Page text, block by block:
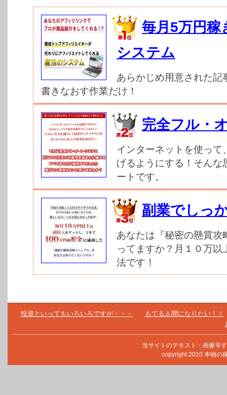
毎月5万円稼
システム
あらかじめ用意された記
書きなおす作業だけ！
完全フル・
インターネットを使って
げるようにする！そんな
ートです。
副業でしっ
あなたは『秘密の懸賞攻
ってますか？月１０万以
法です！
投資といってもいろいろですが・・・
もてる人間になりたい！！
当サイトのテキスト・画像等
copyright 2010 本物の